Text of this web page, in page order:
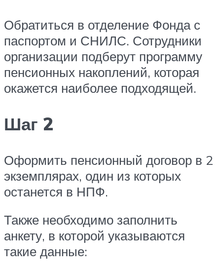
Обратиться в отделение Фонда с
паспортом и СНИЛС. Сотрудники
организации подберут программу
пенсионных накоплений, которая
окажется наиболее подходящей.
Шаг 2
Оформить пенсионный договор в 2
экземплярах, один из которых
останется в НПФ.
Также необходимо заполнить
анкету, в которой указываются
такие данные: